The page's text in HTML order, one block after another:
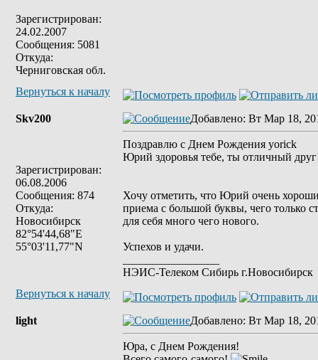
Зарегистрирован:
24.02.2007
Сообщения: 5081
Откуда:
Черниговская обл.
Вернуться к началу
Skv200
Зарегистрирован:
06.08.2006
Сообщения: 874
Откуда:
Новосибирск
82°54'44,68"Е
55°03'11,77"N
Добавлено: Вт Мар 18,
Поздравлю с Днем Рождения yorick
Юрий здоровья тебе, ты отличный
Хочу отметить, что Юрий очень
приема с большой буквы, чего только
для себя много чего нового.
Успехов и удачи.
НЭИС-Телеком Сибирь г.Новосибирск
Вернуться к началу
light Добавлено: Вт Мар 18,
Юра, с Днем Рождения!